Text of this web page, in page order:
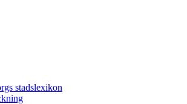
stadslexikon